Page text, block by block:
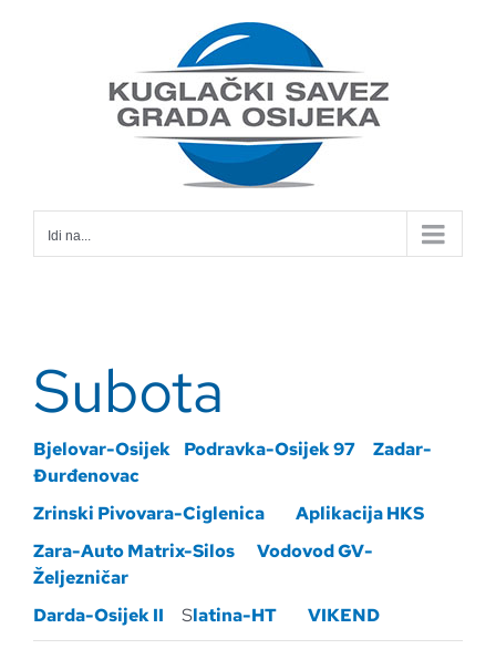
Idi na...
Subota
Bjelovar-Osijek Podravka-Osijek 97
Zadar-
Đurđenovac
Zrinski Pivovara-Ciglenica
Aplikacija HKS
Zara-Auto Matrix-Silos
Vodovod GV-
Željezničar
Darda-Osijek II Slatina-HT VIKEND